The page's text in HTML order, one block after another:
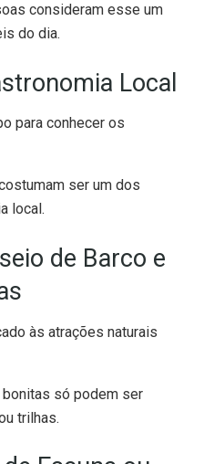
consideram esse um
do dia.
Local
para conhecer os
ser um dos
local.
de Barco e
às atrações naturais
só podem ser
trilhas.